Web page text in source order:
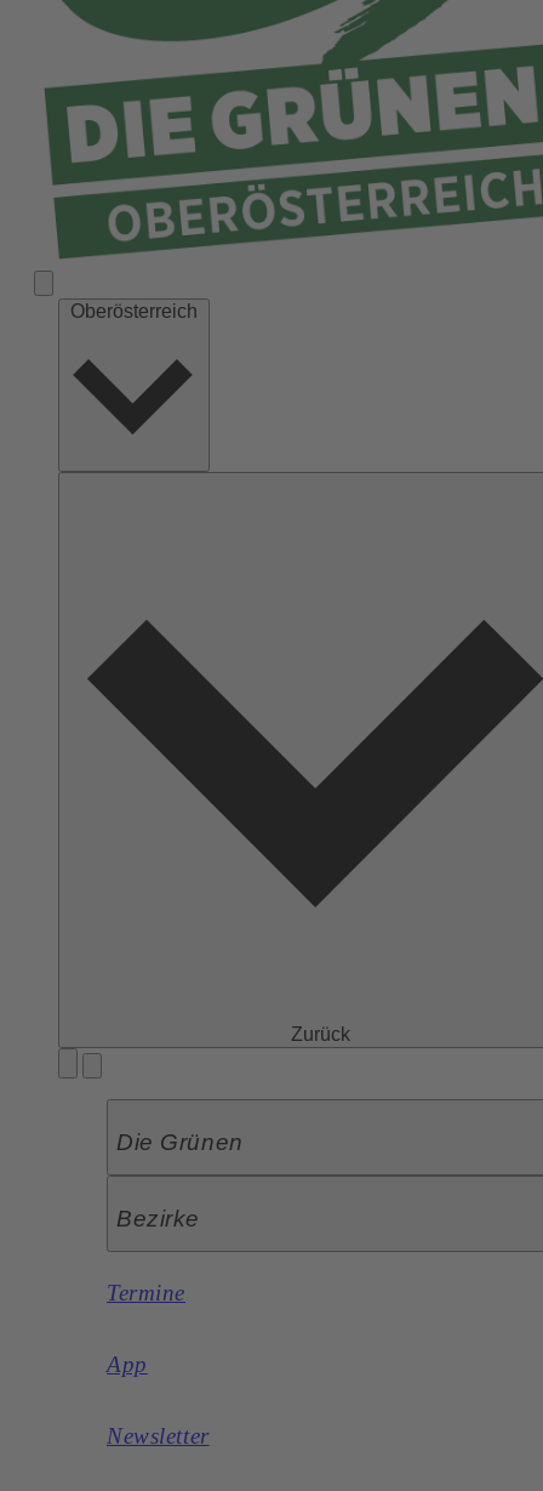
Ried
Schärding
Steyr
Steyr-Land
Urfahr-Umgebung
Vöcklabruck
Oberösterreich
Zurück
Die Grünen
Bezirke
Termine
App
Newsletter